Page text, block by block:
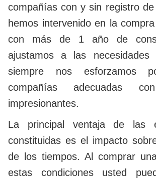
compañías con y sin registro de
hemos intervenido en la
con más de 1 año de
ajustamos a las
siempre nos esforzamos
compañías adecuadas
impresionantes.
La principal ventaja de las
constituidas es el impacto
de los tiempos. Al comprar
estas condiciones usted